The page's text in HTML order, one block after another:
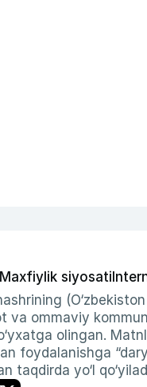
Maxfiylik siyosati
va ommaviy
olingan.
foydalanishga
taqdirda yo‘l